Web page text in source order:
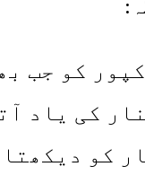
کپور کو جب
کی یاد
کو